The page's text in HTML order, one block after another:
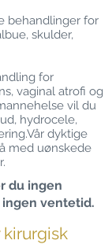
behandlinger for
skulder,
for
vaginal atrofi og
vil du
hydrocele,
dyktige
med uønskede
du ingen
ventetid.